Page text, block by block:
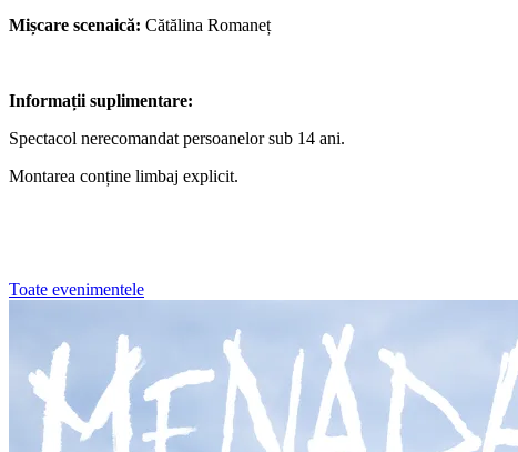
Mișcare scenaică: Cătălina Romaneț
Informații suplimentare:
Spectacol nerecomandat persoanelor sub 14 ani.
Montarea conține limbaj explicit.
Toate evenimentele